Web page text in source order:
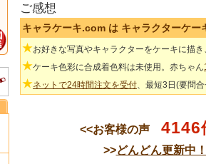
ご感想
キャラケーキ.com は キャラクターケ
★お好きな写真やキャラクターをケーキに描
★ケーキ色彩に合成着色料は未使用。赤ちゃん
★ネットで24時間注文を受付、最短3日(要問
<<お客様の声 4146
>>どんどん更新中